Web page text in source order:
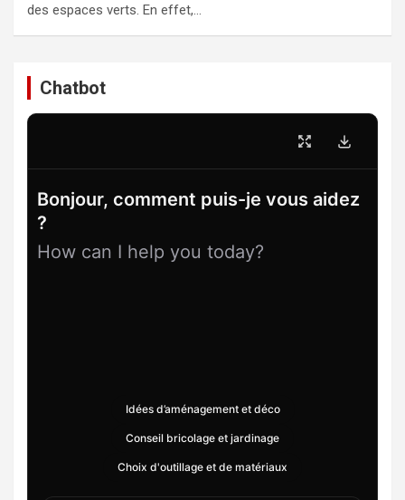
des espaces verts. En effet,…
Chatbot
Bonjour, comment puis-je vous aidez
?
How can I help you today?
Idées d’aménagement et déco
Conseil bricolage et jardinage
Choix d'outillage et de matériaux